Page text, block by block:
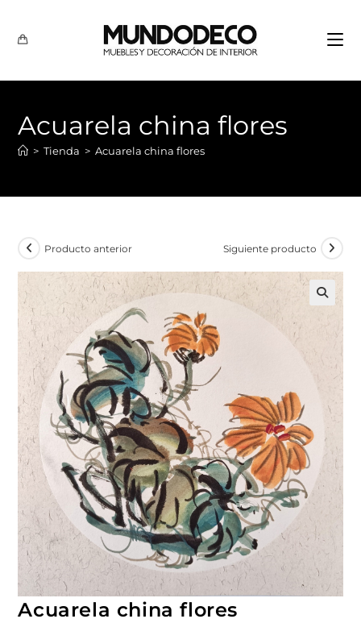
Acuarela china flores
> Tienda > Acuarela china flores
Producto anterior Siguiente producto
Acuarela china flores